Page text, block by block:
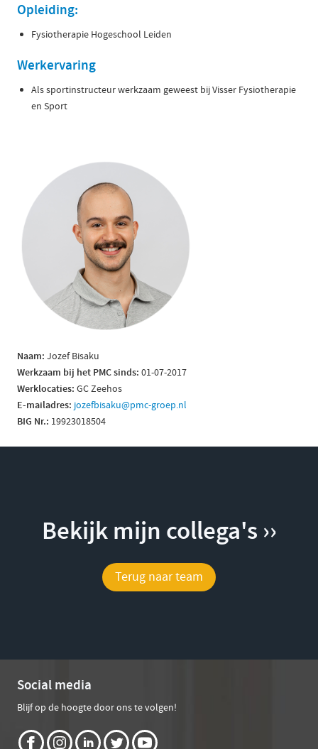
Opleiding:
Fysiotherapie Hogeschool Leiden
Werkervaring
Als sportinstructeur werkzaam geweest bij Visser Fysiotherapie
en Sport
Naam: Jozef Bisaku
Werkzaam bij het PMC sinds: 01-07-2017
Werklocaties: GC Zeehos
E-mailadres: jozefbisaku@pmc-groep.nl
BIG Nr.: 19923018504
Bekijk mijn collega's ››
Terug naar team
Social media
Blijf op de hoogte door ons te volgen!